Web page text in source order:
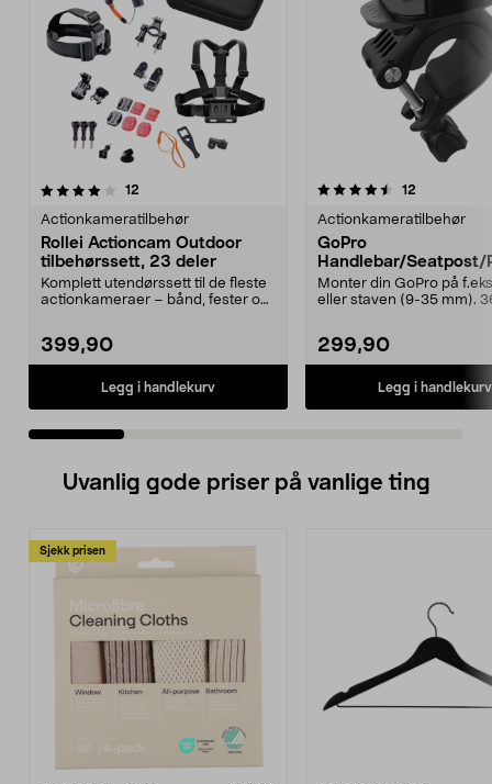
12
Actionkameratilbehør
Rollei Actioncam Outdoor
tilbehørssett, 23 deler
Komplett utendørssett til de fleste
actionkameraer – bånd, fester og
399,90
Legg i handlekurv
4.5 av 5 stjerner 12
Actionkameratilbehør
GoPro
Handlebar/Seatpost/
Mount, rør/styrefeste.
Monter din GoPro på
eller staven (9-35 mm).
299,90
Legg i handlekurv
4.5 av 5 stjerner
Uvanlig gode priser på vanlige ting
Sjekk prisen